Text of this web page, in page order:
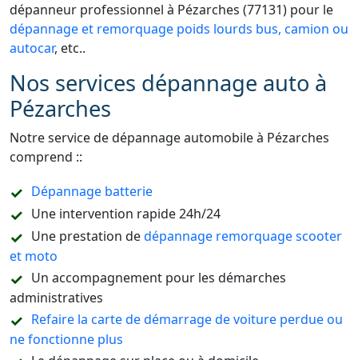
dépanneur professionnel à Pézarches (77131) pour le
dépannage et remorquage poids lourds bus, camion ou
autocar, etc..
Nos services dépannage auto à
Pézarches
Notre service de dépannage automobile à Pézarches
comprend ::
Dépannage batterie
Une intervention rapide 24h/24
Une prestation dedépannage remorquage scooter
et moto
Un accompagnement pour les démarches
administratives
Refaire la carte de démarrage de voiture perdue ou
ne fonctionne plus